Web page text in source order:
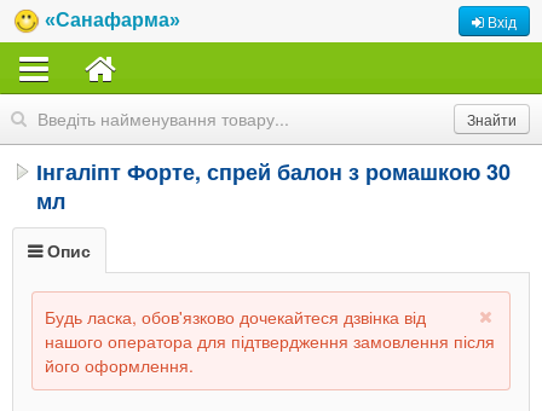
«Санафарма» Вхід
Інгаліпт Форте, спрей балон з ромашкою 30
мл
Опис
Будь ласка, обов'язково дочекайтеся дзвінка від
нашого оператора для підтвердження замовлення після
його оформлення.